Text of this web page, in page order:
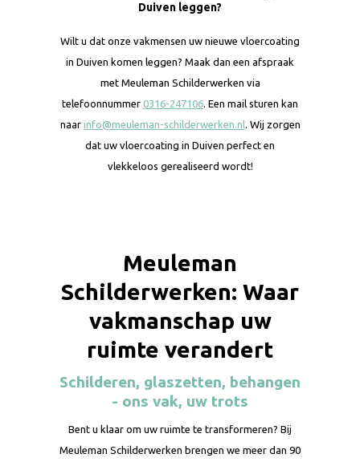
Duiven leggen?
Wilt u dat onze vakmensen uw nieuwe vloercoating
in Duiven komen leggen? Maak dan een afspraak
met Meuleman Schilderwerken via
telefoonnummer 0316-247106. Een mail sturen kan
naar info@meuleman-schilderwerken.nl. Wij zorgen
dat uw vloercoating in Duiven perfect en
vlekkeloos gerealiseerd wordt!
Meuleman
Schilderwerken: Waar
vakmanschap uw
ruimte verandert
Schilderen, glaszetten, behangen
- ons vak, uw trots
Bent u klaar om uw ruimte te transformeren? Bij
Meuleman Schilderwerken brengen we meer dan 90